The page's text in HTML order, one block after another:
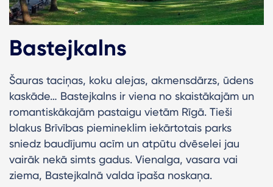
Bastejkalns
Šauras taciņas, koku alejas, akmensdārzs, ūdens
kaskāde… Bastejkalns ir viena no skaistākajām un
romantiskākajām pastaigu vietām Rīgā. Tieši
blakus Brīvības piemineklim iekārtotais parks
sniedz baudījumu acīm un atpūtu dvēselei jau
vairāk nekā simts gadus. Vienalga, vasara vai
ziema, Bastejkalnā valda īpaša noskaņa.